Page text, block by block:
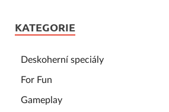
KATEGORIE
Deskoherní speciály
For Fun
Gameplay